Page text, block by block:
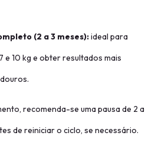
(2 a 3 meses):ideal para
e 10 kg e obter resultados mais
recomenda-se uma pausa de 2 a
de reiniciar o ciclo, se necessário.